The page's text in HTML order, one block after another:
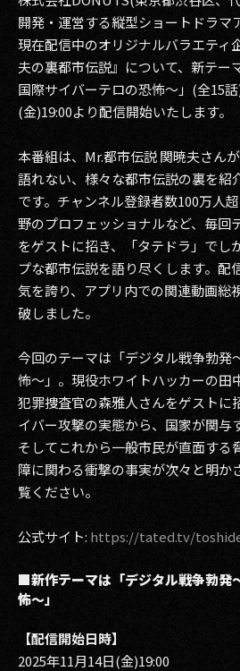
2024
2023
2022
2021
2020
2019
2018
2016
2015
2014
2013
2011
2010
開発・運営する縦型ショートドラマ
現在配信中のオリジナルバラエティ
夫の裏都市伝説』について、新テー
国際サイバーテロの恐怖〜」(全15
(金)19:00より配信開始いたします。
本番組は、Mr.都市伝説 関暁夫さん
語れない、様々な都市伝説の裏を紹
です。チャンネル登録者数100万人
野のプロフェッショナルなど、毎回
をゲストに招き、「タテドラ」でし
プな都市伝説を語り尽くします。配
気を誇り、アプリ内での関連動画総
破しました。
今回のテーマは「デジタル戦争勃発
怖〜」。現役ホワイトハッカーの田
犯罪捜査官の森雅人さんをゲストに
イバー攻撃の実態から、国家が関与
そしてこれから一般市民が直面する
障に関わる衝撃の事実が次々と明か
覧ください。
公式サイト: https://tated.tv/
■新作テーマは「デジタル戦争勃発
怖〜」
【配信開始日時】
2025年11月14日(金)19:00